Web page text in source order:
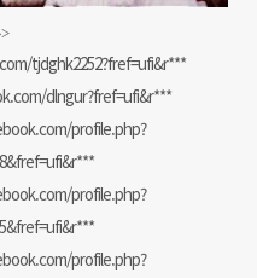
tjdghk2252?fref=ufi&r***
dlngur?fref=ufi&r***
profile.php?
profile.php?
profile.php?